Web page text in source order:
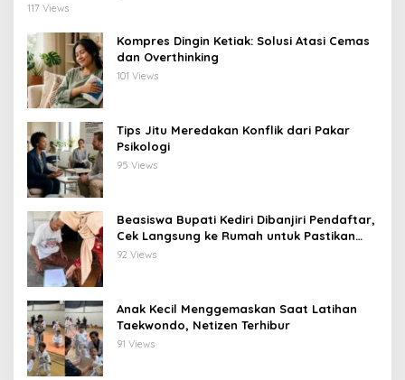
117 Views
Kompres Dingin Ketiak: Solusi Atasi Cemas
dan Overthinking
101 Views
Tips Jitu Meredakan Konflik dari Pakar
Psikologi
95 Views
Beasiswa Bupati Kediri Dibanjiri Pendaftar,
Cek Langsung ke Rumah untuk Pastikan
Tepat Sasaran
92 Views
Anak Kecil Menggemaskan Saat Latihan
Taekwondo, Netizen Terhibur
91 Views